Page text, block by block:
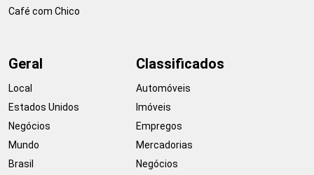
Café com Chico
Geral
Local
Estados Unidos
Negócios
Mundo
Brasil
Classificados
Automóveis
Imóveis
Empregos
Mercadorias
Negócios